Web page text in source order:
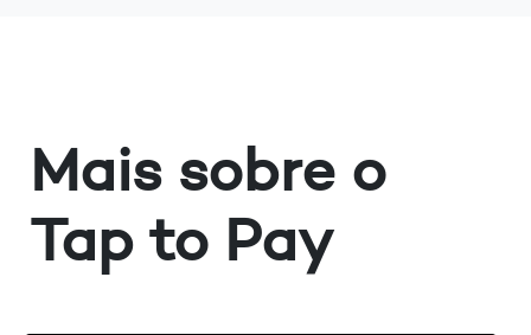
Mais sobre o
Tap to Pay